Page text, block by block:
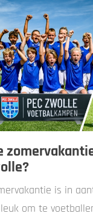
is in
om te